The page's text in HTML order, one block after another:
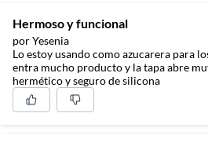
Hermoso y funcional
por Yesenia
Lo estoy usando como azucarera para
entra mucho producto y la tapa abre
hermético y seguro de silicona